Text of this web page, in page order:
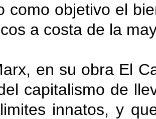
como objetivo el
a costa de la
en su obra El
capitalismo de
innatos, y